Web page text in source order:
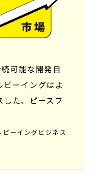
可能な開発目
ーイングはよ
た、ピースフ
ーイングビジネス